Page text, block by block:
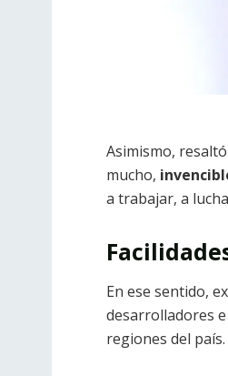
Asimismo,
mucho,
a trabajar, a
En ese sentido,
desarrolladores
regiones del